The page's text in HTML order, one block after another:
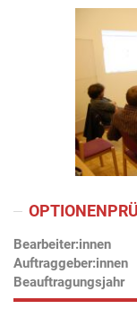
Bearbeiter:innen
Auftraggeber:innen
Beauftragungsjahr